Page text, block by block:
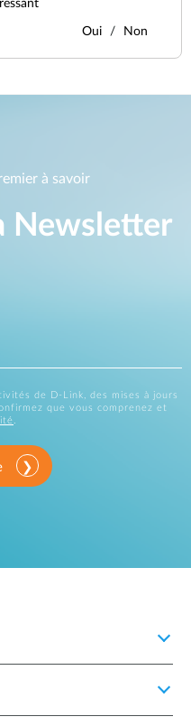
Oui Non
à savoir
Newsletter
de D-Link, des mises à jours
que vous comprenez et
.